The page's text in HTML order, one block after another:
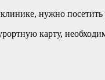
нужно посетить
карту,